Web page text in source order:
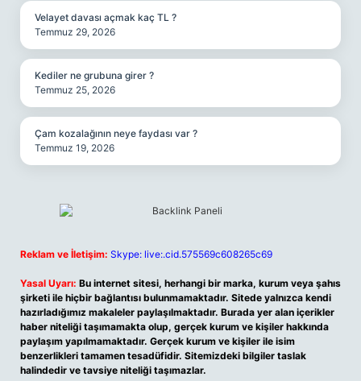
Velayet davası açmak kaç TL ?
Temmuz 29, 2026
Kediler ne grubuna girer ?
Temmuz 25, 2026
Çam kozalağının neye faydası var ?
Temmuz 19, 2026
Reklam ve İletişim: Skype: live:.cid.575569c608265c69
Yasal Uyarı: Bu internet sitesi, herhangi bir marka, kurum veya şahıs
şirketi ile hiçbir bağlantısı bulunmamaktadır. Sitede yalnızca kendi
hazırladığımız makaleler paylaşılmaktadır. Burada yer alan içerikler
haber niteliği taşımamakta olup, gerçek kurum ve kişiler hakkında
paylaşım yapılmamaktadır. Gerçek kurum ve kişiler ile isim
benzerlikleri tamamen tesadüfidir. Sitemizdeki bilgiler taslak
halindedir ve tavsiye niteliği taşımazlar.